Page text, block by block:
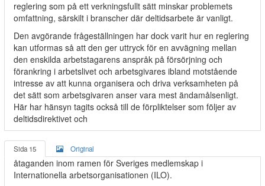
reglering som på ett verkningsfullt sätt minskar problemets
omfattning, särskilt i branscher där deltidsarbete är vanligt.
Den avgörande frågeställningen har dock varit hur en reglering
kan utformas så att den ger uttryck för en avvägning mellan
den enskilda arbetstagarens anspråk på försörjning och
förankring i arbetslivet och arbetsgivares ibland motstående
intresse av att kunna organisera och driva verksamheten på
det sätt som arbetsgivaren anser vara mest ändamålsenligt.
Här har hänsyn tagits också till de förpliktelser som följer av
deltidsdirektivet och
Sida 15 Original
åtaganden inom ramen för Sveriges medlemskap i
Internationella arbetsorganisationen (ILO).